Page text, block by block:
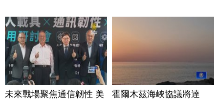
未來戰場聚焦通信韌性 美
霍爾木茲海峽協議將達